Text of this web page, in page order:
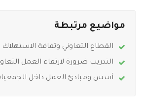
مواضيع مرتبطة
القطاع التعاوني وثقافة الاستهلاك
التدريب ضرورة لارتقاء العمل
أسس ومبادئ العمل داخل